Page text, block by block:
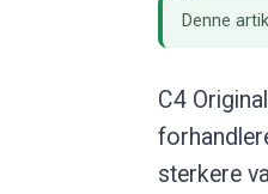
Denne
C4
sterkere